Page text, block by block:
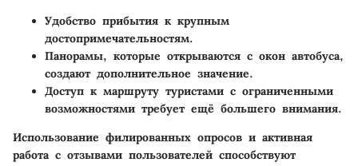
Удобство прибытия к крупным
достопримечательностям.
Панорамы, которые открываются с окон автобуса,
создают дополнительное значение.
Доступ к маршруту туристами с ограниченными
возможностями требует ещё большего внимания.
Использование филированных опросов и активная
работа с отзывами пользователей способствуют